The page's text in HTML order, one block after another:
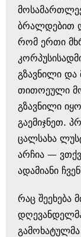
ბრალდებით
რომ ერთი
გზავნილი და
თითოეული
გზავნილი
გაემიჯნეთ.
ცალსახა
არჩია —
ადამიანი
რაც შეეხება
გამოხატულმა